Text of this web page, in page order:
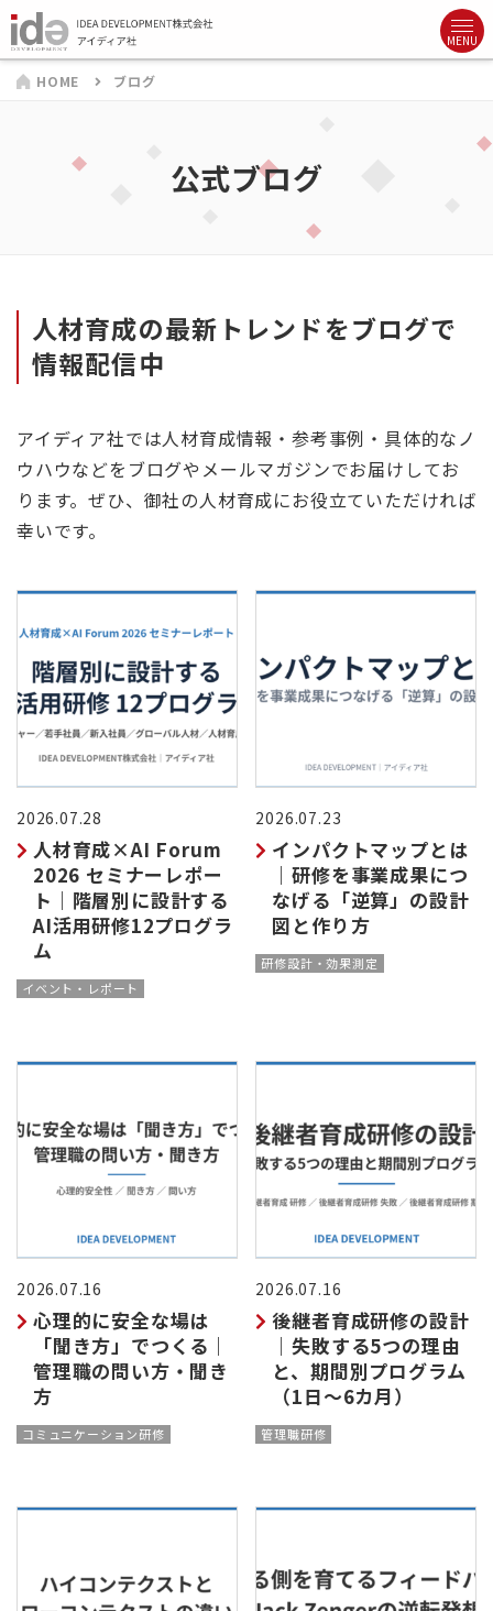
HOME ブログ
公式ブログ
人材育成の最新トレンドをブログで
情報配信中
アイディア社では人材育成情報・参考事例・具体的なノ
ウハウなどをブログやメールマガジンでお届けしてお
ります。ぜひ、御社の人材育成にお役立ていただければ
幸いです。
2026.07.28
人材育成×AI Forum
2026 セミナーレポー
ト｜階層別に設計する
AI活用研修12プログラ
ム
イベント・レポート
2026.07.23
インパクトマップとは
｜研修を事業成果につ
なげる「逆算」の設計
図と作り方
研修設計・効果測定
2026.07.16
心理的に安全な場は
「聞き方」でつくる｜
管理職の問い方・聞き
方
コミュニケーション研修
2026.07.16
後継者育成研修の設計
｜失敗する5つの理由
と、期間別プログラム
（1日〜6カ月）
管理職研修